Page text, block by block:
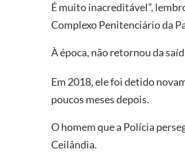
É muito inacreditável”,
Complexo Penitenciário da
À época, não retornou da
Em 2018, ele foi detido
poucos meses depois.
O homem que a Polícia
Ceilândia.